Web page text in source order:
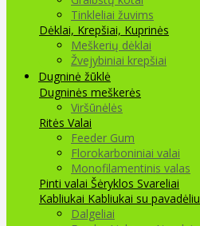
Tinkleliai žuvims
Dėklai, Krepšiai, Kuprinės
Meškerių dėklai
Žvejybiniai krepšiai
Dugninė žūklė
Dugninės meškerės
Viršūnėlės
Ritės Valai
Feeder Gum
Florokarboniniai valai
Monofilamentinis valas
Pinti valai Šėryklos Svareliai
Kabliukai Kabliukai su pavadėliu
Dalgeliai